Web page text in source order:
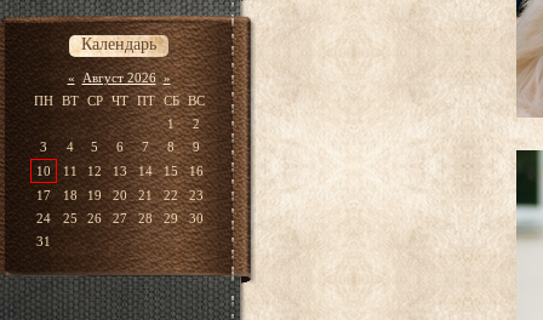
Календарь
« Август 2026 »
ПН ВТ СР ЧТ ПТ СБ ВС
1
2
3
4 5 6 7 8
9
10
11 12 13 14 15
16
17
18 19 20 21 22
23
24
25 26 27 28 29
30
31